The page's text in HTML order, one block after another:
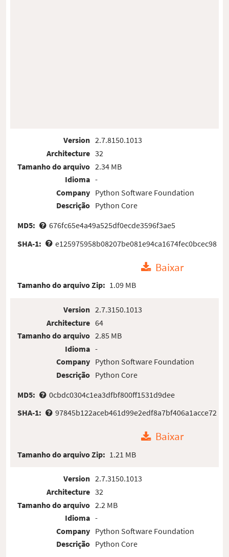
Version
Architecture
Tamanho do arquivo
Idioma
Company
Descrição
2.7.8150.1013
32
2.34 MB
-
Python Software Foundation
Python Core
MD5:
676fc65e4a49a525df0ecde3596f3ae5
SHA-1:
e125975958b08207be081e94ca1674fec0bcec98
Baixar
Tamanho do arquivo Zip: 1.09 MB
Version
Architecture
Tamanho do arquivo
Idioma
Company
Descrição
2.7.3150.1013
64
2.85 MB
-
Python Software Foundation
Python Core
MD5:
0cbdc0304c1ea3dfbf800ff1531d9dee
SHA-1:
97845b122aceb461d99e2edf8a7bf406a1acce72
Baixar
Tamanho do arquivo Zip: 1.21 MB
Version
Architecture
Tamanho do arquivo
Idioma
Company
Descrição
2.7.3150.1013
32
2.2 MB
-
Python Software Foundation
Python Core